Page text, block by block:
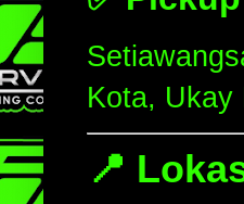
Kota, Ukay
📍